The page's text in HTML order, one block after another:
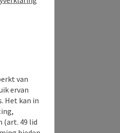
van
ervan
Het kan in
(art. 49 lid